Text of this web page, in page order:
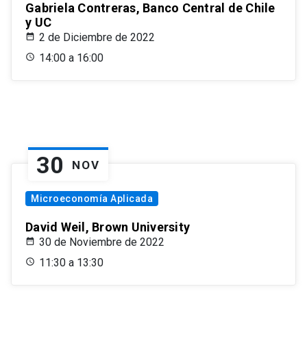
Gabriela Contreras, Banco Central de Chile
y UC
2 de Diciembre de 2022
14:00 a 16:00
30 NOV
Microeconomía Aplicada
David Weil, Brown University
30 de Noviembre de 2022
11:30 a 13:30